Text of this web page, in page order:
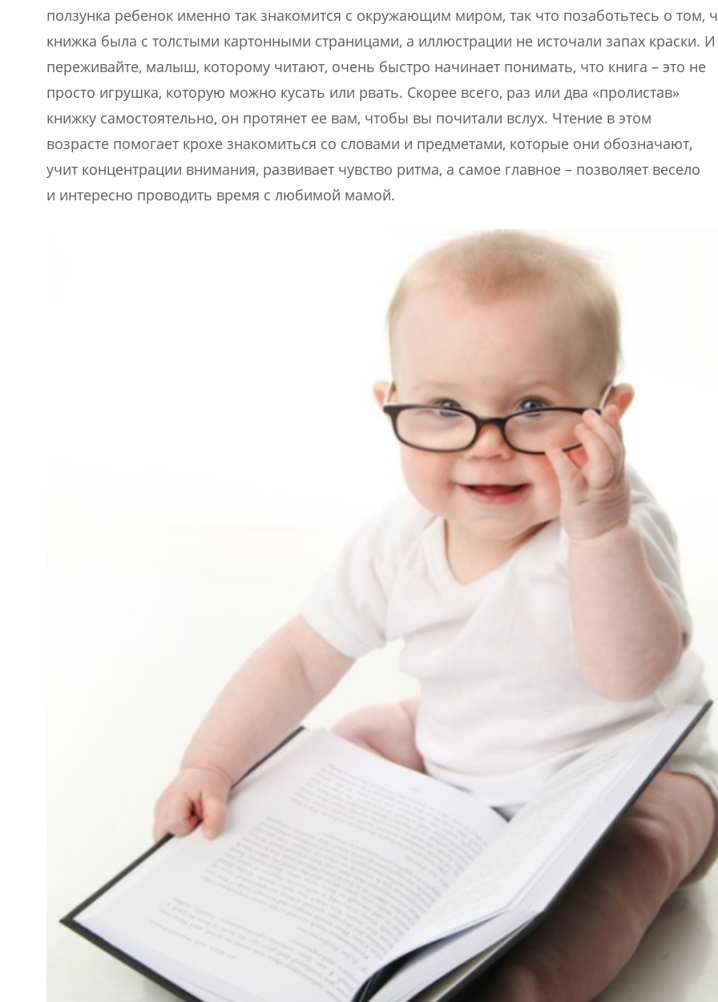
ползунка ребенок именно так знакомится с окружающим миром, так что позаботьтесь о том,
книжка была с толстыми картонными страницами, а иллюстрации не источали запах краски.
переживайте, малыш, которому читают, очень быстро начинает понимать, что книга – это не
просто игрушка, которую можно кусать или рвать. Скорее всего, раз или два «пролистав»
книжку самостоятельно, он протянет ее вам, чтобы вы почитали вслух. Чтение в этом
возрасте помогает крохе знакомиться со словами и предметами, которые они обозначают,
учит концентрации внимания, развивает чувство ритма, а самое главное – позволяет весело
и интересно проводить время с любимой мамой.